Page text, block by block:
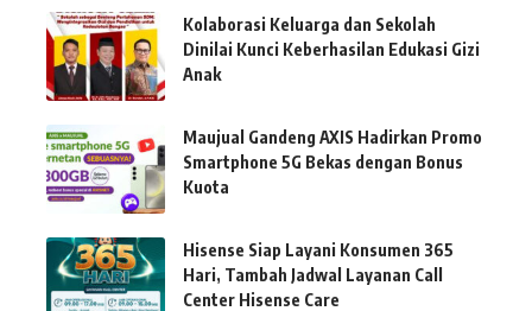
Kolaborasi Keluarga dan Sekolah
Dinilai Kunci Keberhasilan Edukasi Gizi
Anak
Maujual Gandeng AXIS Hadirkan Promo
Smartphone 5G Bekas dengan Bonus
Kuota
Hisense Siap Layani Konsumen 365
Hari, Tambah Jadwal Layanan Call
Center Hisense Care